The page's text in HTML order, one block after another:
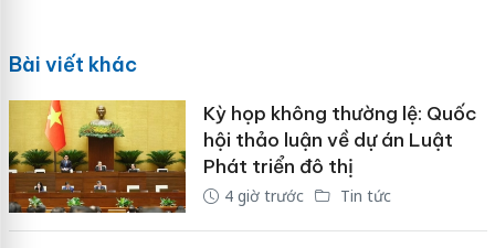
Bài viết khác
Kỳ họp không thường lệ: Quốc
hội thảo luận về dự án Luật
Phát triển đô thị
4 giờ trước Tin tức